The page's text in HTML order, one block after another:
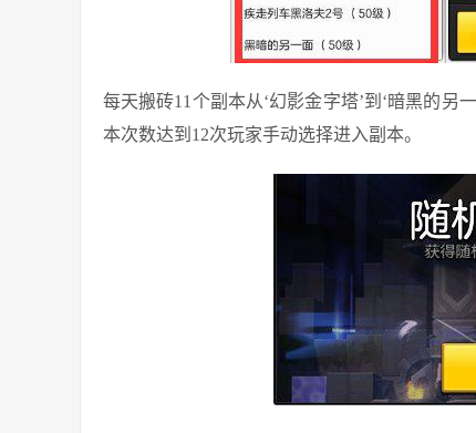
每天搬砖11个副本从‘幻影金字塔’到‘暗黑的另
本次数达到12次玩家手动选择进入副本。